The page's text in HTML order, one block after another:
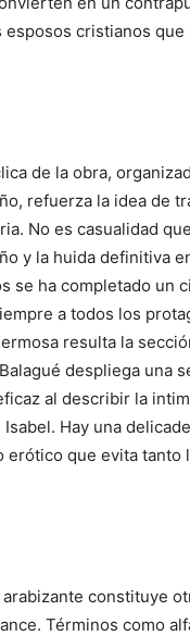
esposos cristianos que
de la obra,
refuerza la idea de
No es casualidad
y la huida definitiva
se ha completado un
a todos los
resulta la
despliega una
al describir la
Hay una
erótico que evita tanto
constituye
Términos como